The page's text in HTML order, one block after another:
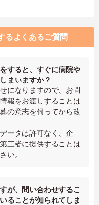
るよくあるご質問
すると、すぐに病院や
まいますか？
になりますので、お問
報をお渡しすることは
の意志を伺ってから改
ータは許可なく、企
三者に提供することは
い。
が、問い合わせするこ
ることが知られてしま